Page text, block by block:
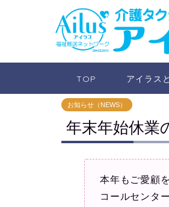
TOP アイラス
お知らせ（NEWS）
年末年始休業
本年もご愛顧
コールセンタ